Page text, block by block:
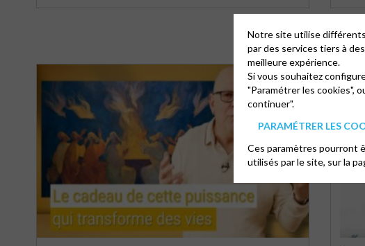
Notre site utilise
par des services tiers à
meilleure expérience.
Si vous souhaitez
"Paramétrer les cookies",
continuer".
PARAMÉTRER LES
Ces paramètres pourront
utilisés par le site, sur la